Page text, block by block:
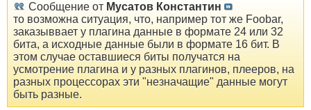
Сообщение от Мусатов Константин
то возможна ситуация, что, например тот же Foobar,
заказыввает у плагина данные в формате 24 или 32
бита, а исходные данные были в формате 16 бит. В
этом случае оставшиеся биты получатся на
усмотрение плагина и у разных плагинов, плееров, на
разных процессорах эти "незначащие" данные могут
быть разные.